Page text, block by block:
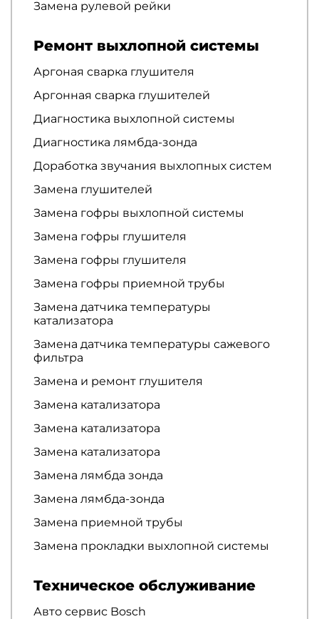
Замена рулевой рейки
Ремонт выхлопной системы
Аргоная сварка глушителя
Аргонная сварка глушителей
Диагностика выхлопной системы
Диагностика лямбда-зонда
Доработка звучания выхлопных систем
Замена глушителей
Замена гофры выхлопной системы
Замена гофры глушителя
Замена гофры глушителя
Замена гофры приемной трубы
Замена датчика температуры
катализатора
Замена датчика температуры сажевого
фильтра
Замена и ремонт глушителя
Замена катализатора
Замена катализатора
Замена катализатора
Замена лямбда зонда
Замена лямбда-зонда
Замена приемной трубы
Замена прокладки выхлопной системы
Техническое обслуживание
Авто сервис Bosch